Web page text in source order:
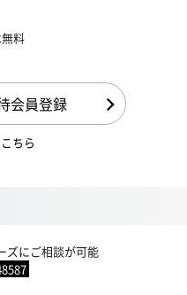
料
会員登録
ちら
ズにご相談が可能